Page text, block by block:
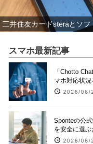
三井住友カードsteraとソ
スマホ最新記事
「Chotto
マホ対応状況
2026/06/
Sponteの公
を安全に選
2026/06/